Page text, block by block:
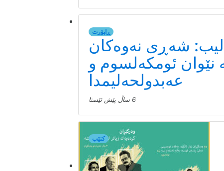
ڕاپۆرت
شەڕی نەوەکان
نێوان ئومکەلسوم و
عەبدولحەلیمدا
6 ساڵ پێش ئێستا
کتێب